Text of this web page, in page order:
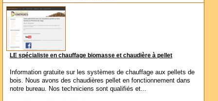
LE spécialiste en chauffage biomasse et chaudière à pellet
Information gratuite sur les systèmes de chauffage aux pellets de
bois. Nous avons des chaudières pellet en fonctionnement dans
notre bureau. Nos techniciens sont qualifiés et...